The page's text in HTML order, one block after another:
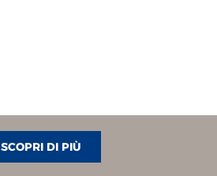
SCOPRI DI PIÙ